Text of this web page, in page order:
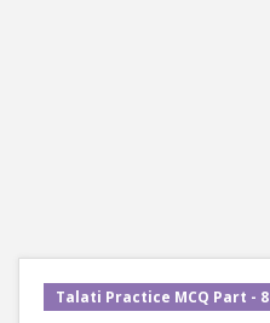
Talati Practice MCQ Part - 8